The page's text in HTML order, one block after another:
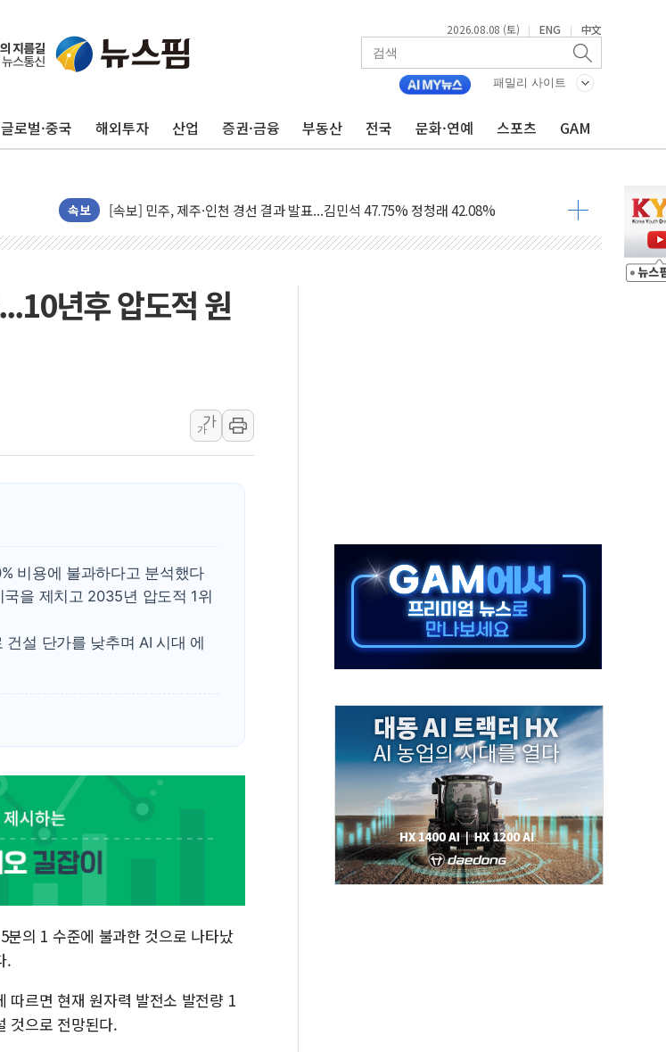
2026.08.08 (토) | ENG | 中文
패밀리 사이트
글로벌·중국 해외투자 산업 증권·금융 부동산 전국 문화·연예 스포츠 GAM
속보
울진·영덕 '호우특보'-포항 '산사태 주의보'...경북도, 호우 피해·통제구간 없어
[종합] 김민석, 정청래에 '0.86%p' 차 재역전 성공...金 45.42% vs 鄭 44.56%
김민석, 2주차 제주·인천 경선서 정청래에 승리...47.75% vs 42.08%
인사하는 김민석 당대표 후보
[속보] 민주, 인천 경선 결과 발표...김민석 45.09% 정청래 43.27% 송영길 11.63%
[속보] 민주, 제주 경선 결과 발표...김민석 52.64% 정청래 39.89% 송영길 7.47%
美, 이란전 출구전략 만지작…공습 한계·탄약 부족 현실화
강릉·동해·삼척 시간당 최대 50㎜ 폭우…강원 동해안 강한 비 이어져
여수 오동도 인근 해상서 모터보트 전복…1명 사망·1명 실종
추미애, '위안부' 피해자 기림의 날 참석..."국제적 시민 연대로 목소리 내야"
李대통령, ISA 개편 재검토 지시…與 "적극 환영"·野 "졸속 국정"
년후 압도적 원
가
가
비용에 불과하다고 분석했다
을 제치고 2035년 압도적 1위
건설 단가를 낮추며 AI 시대 에
의 1 수준에 불과한 것으로 나타났
.
따르면 현재 원자력 발전소 발전량 1
것으로 전망된다.